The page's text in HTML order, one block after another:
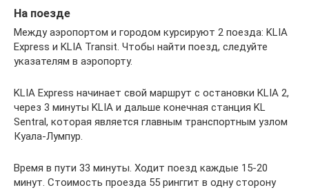
На поезде
Между аэропортом и городом курсируют 2 поезда: KLIA
Express и KLIA Transit. Чтобы найти поезд, следуйте
указателям в аэропорту.
KLIA Express начинает свой маршрут с остановки KLIA 2,
через 3 минуты KLIA и дальше конечная станция KL
Sentral, которая является главным транспортным узлом
Куала-Лумпур.
Время в пути 33 минуты. Ходит поезд каждые 15-20
минут. Стоимость проезда 55 ринггит в одну сторону